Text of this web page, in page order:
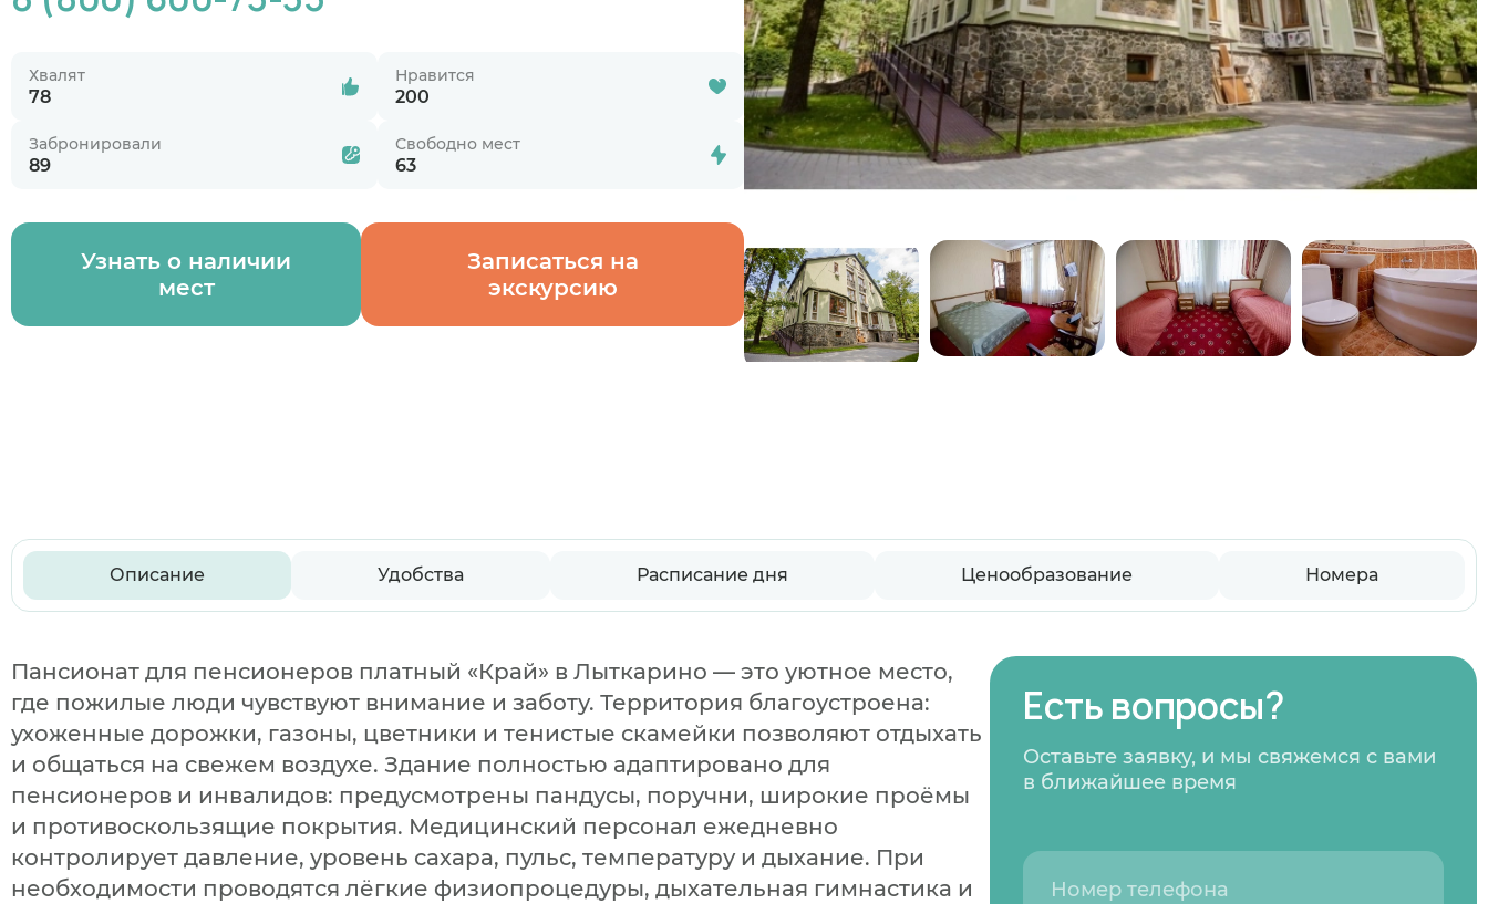
Хвалят
78
Нравится
200
Забронировали
89
Свободно мест
63
Узнать о наличии
мест
Записаться на
экскурсию
Описание Удобства Расписание дня Ценообразование Номера
Пансионат для пенсионеров платный «Край» в Лыткарино — это уютное место,
где пожилые люди чувствуют внимание и заботу. Территория благоустроена:
ухоженные дорожки, газоны, цветники и тенистые скамейки позволяют отдыхать
и общаться на свежем воздухе. Здание полностью адаптировано для
пенсионеров и инвалидов: предусмотрены пандусы, поручни, широкие проёмы
и противоскользящие покрытия. Медицинский персонал ежедневно
контролирует давление, уровень сахара, пульс, температуру и дыхание. При
необходимости проводятся лёгкие физиопроцедуры, дыхательная гимнастика и
Есть вопросы?
Оставьте заявку, и мы свяжемся с вами
в ближайшее время